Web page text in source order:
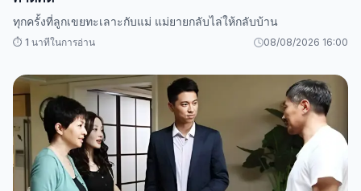
ทุกครั้งที่ลูกเขยทะเลาะกับแม่ แม่ยายกลับไล่ให้กลับบ้าน
⏱️ 1 นาทีในการอ่าน 08/08/2026 16:00